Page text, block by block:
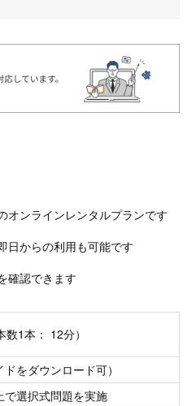
オンラインレンタルプランです
日からの利用も可能です
確認できます
1本： 12分）
をダウンロード可）
で選択式問題を実施